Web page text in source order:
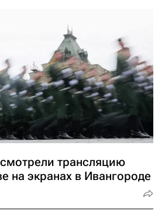
трансляцию
на экранах в Ивангороде